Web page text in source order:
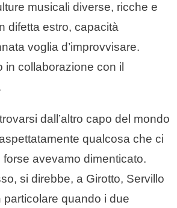
musicali diverse, ricche e
difetta estro, capacità
voglia d’improvvisare.
in collaborazione con il
dall’altro capo del mondo
qualcosa che ci
avevamo dimenticato.
si direbbe, a Girotto, Servillo
particolare quando i due